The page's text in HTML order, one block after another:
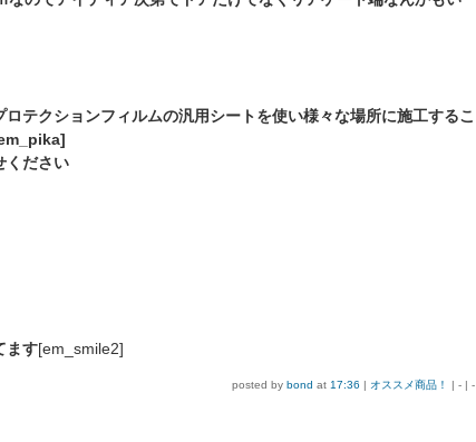
ロテクションフィルムの汎用シートを使い様々な場所に施工するこ
ください
ます[em_smile2]
posted by bond at 17:36 | オススメ商品！ | - | -